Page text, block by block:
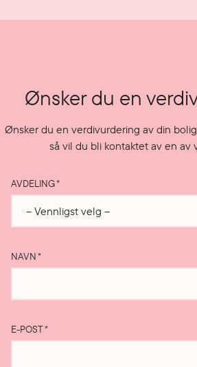
Ønsker du en
Ønsker du en verdivurdering av din
så vil du bli kontaktet av en av
AVDELING*
NAVN*
E-POST*